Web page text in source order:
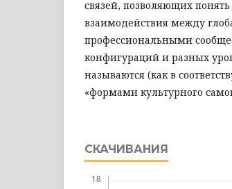
связей, позволяющих
взаимодействия между
профессиональными
конфигураций и разных
называются (как в
«формами культурного
СКАЧИВАНИЯ